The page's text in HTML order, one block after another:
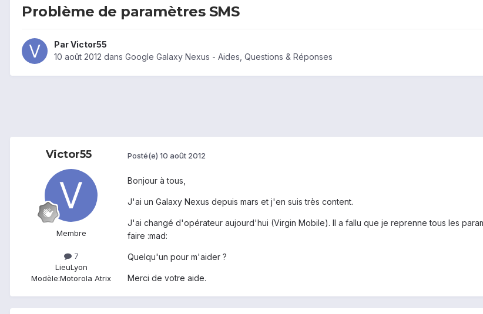
Problème de paramètres SMS
ParVictor55
10 août 2012 dans Google Galaxy Nexus - Aides, Questions & Réponses
Victor55
Membre
7
LieuLyon
Modèle:Motorola Atrix
Posté(e) 10 août 2012
Bonjour à tous,
J'ai un Galaxy Nexus depuis mars et j'en suis très content.
J'ai changé d'opérateur aujourd'hui (Virgin Mobile). Il a fallu que je reprenne tous les
faire :mad:
Quelqu'un pour m'aider ?
Merci de votre aide.